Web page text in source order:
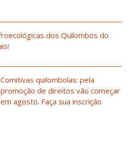
dos Quilombos do
Comitivas quilombolas: pela
promoção de direitos vão começar
em agosto. Faça sua inscrição